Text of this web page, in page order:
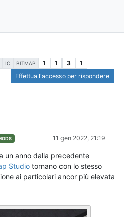
IC BITMAP 1 1 3
1
Effettua l'accesso per rispondere
11 gen 2022, 21:19
un anno dalla precedente
Studio tornano con lo stesso
ai particolari ancor più elevata